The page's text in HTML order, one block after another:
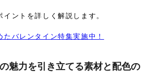
イントを詳しく解説します。
バレンタイン特集実施中！
魅力を引き立てる素材と配色の